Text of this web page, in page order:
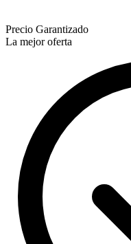
Precio Garantizado
La mejor oferta